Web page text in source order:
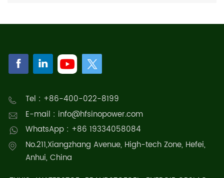
Tel : +86-400-022-8199
E-mail : info@hfsinopower.com
WhatsApp : +86 19334058084
No.211,Xiangzhang Avenue, High-tech Zone, Hefei,
Anhui, China